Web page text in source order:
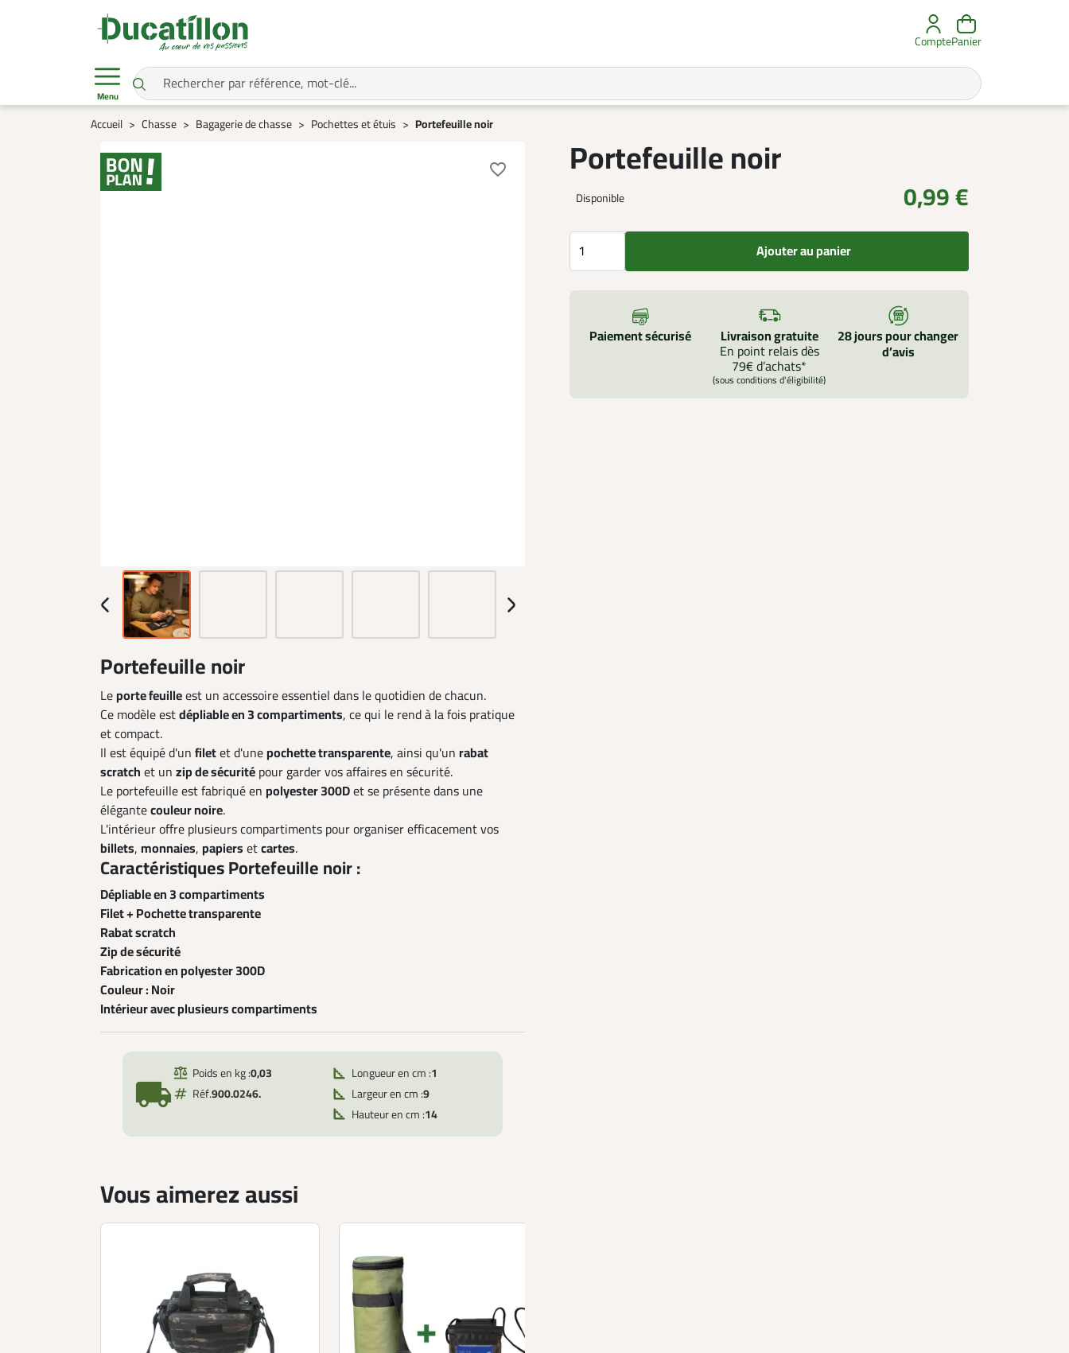
ComptePanier
Menu
Accueil Chasse Bagagerie de chasse Pochettes et étuis Portefeuille noir
favorite_border Portefeuille noir
Disponible 0,99 €
Ajouter au panier
Paiement sécurisé Livraison gratuite
En point relais dès
79€ d’achats*
(sous conditions d'éligibilité)
28 jours pour changer
d’avis
Portefeuille noir
Leporte feuilleest un accessoire essentiel dans le quotidien de chacun.
Ce modèle estdépliable en 3 compartiments, ce qui le rend à la fois pratique
et compact.
Il est équipé d'un filetet d'unepochette transparente, ainsi qu'un rabat
scratch et un zip de sécurité pour garder vos affaires en sécurité.
Le portefeuille est fabriqué en polyester 300Det se présente dans une
élégantecouleur noire.
L'intérieur offre plusieurs compartiments pour organiser efficacement vos
billets, monnaies, papiers etcartes.
Caractéristiques Portefeuille noir :
Dépliable en 3 compartiments
Filet + Pochette transparente
Rabat scratch
Zip de sécurité
Fabrication en polyester 300D
Couleur : Noir
Intérieur avec plusieurs compartiments
local_shipping
Poids en kg :0,03
Réf.900.0246.
Longueur en cm :1
Largeur en cm :9
Hauteur en cm :14
Vous aimerez aussi